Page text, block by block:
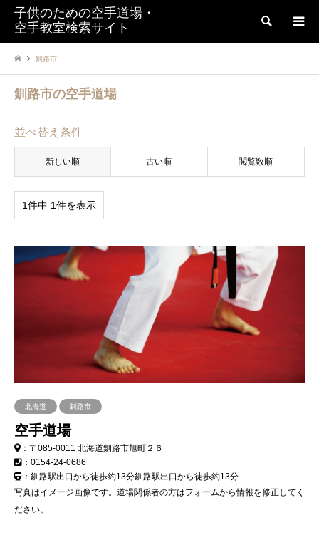
子供のための空手道場・
空手教室検索サイト
検索
釧路市
釧路市の空手道場
並べ替え条件
新しい順 古い順 閲覧数順
1件中 1件を表示
北海道 釧路市
空手道場
：〒085-0011 北海道釧路市旭町２６
：0154-24-0686
：釧路駅出口から徒歩約13分釧路駅出口から徒歩約13分
写真はイメージ画像です。道場関係者の方はフォームから情報を修正してく
ださい。